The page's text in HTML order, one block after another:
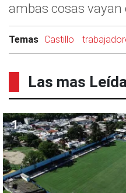
ambas cosas vayan
Temas Castillo
Las mas